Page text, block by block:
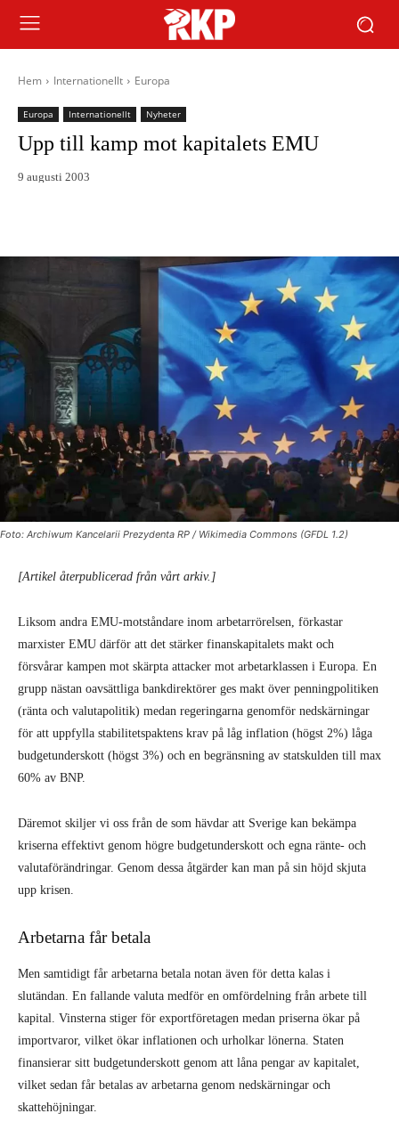
Hem Internationellt Europa
Europa Internationellt Nyheter
Upp till kamp mot kapitalets EMU
9 augusti 2003
Foto: Archiwum Kancelarii Prezydenta RP / Wikimedia Commons (GFDL 1.2)
[Artikel återpublicerad från vårt arkiv.]
Liksom andra EMU-motståndare inom arbetarrörelsen, förkastar
marxister EMU därför att det stärker finanskapitalets makt och
försvårar kampen mot skärpta attacker mot arbetarklassen i Europa. En
grupp nästan oavsättliga bankdirektörer ges makt över penningpolitiken
(ränta och valutapolitik) medan regeringarna genomför nedskärningar
för att uppfylla stabilitetspaktens krav på låg inflation (högst 2%) låga
budgetunderskott (högst 3%) och en begränsning av statskulden till max
60% av BNP.
Däremot skiljer vi oss från de som hävdar att Sverige kan bekämpa
kriserna effektivt genom högre budgetunderskott och egna ränte- och
valutaförändringar. Genom dessa åtgärder kan man på sin höjd skjuta
upp krisen.
Arbetarna får betala
Men samtidigt får arbetarna betala notan även för detta kalas i
slutändan. En fallande valuta medför en omfördelning från arbete till
kapital. Vinsterna stiger för exportföretagen medan priserna ökar på
importvaror, vilket ökar inflationen och urholkar lönerna. Staten
finansierar sitt budgetunderskott genom att låna pengar av kapitalet,
vilket sedan får betalas av arbetarna genom nedskärningar och
skattehöjningar.